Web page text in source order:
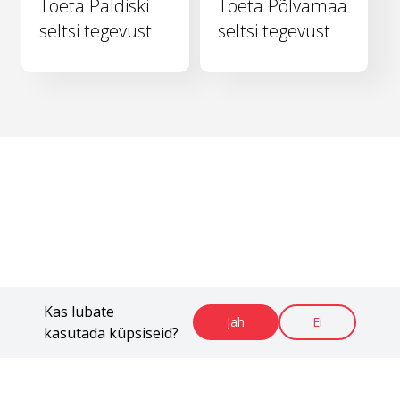
Kas lubate
kasutada küpsiseid?
Jah Ei
Toeta Paldiski
seltsi tegevust
Toeta Põlvamaa
seltsi tegevust